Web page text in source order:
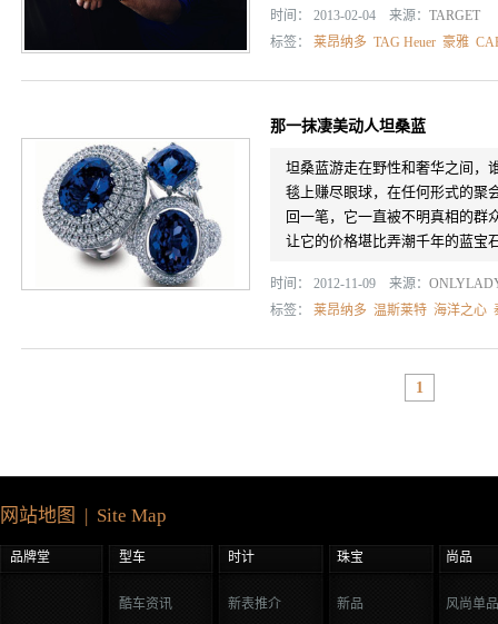
时间： 2013-02-04 来源： TARGET
标签： 莱昂纳多 TAG Heuer 豪雅
那一抹凄美动人坦桑蓝
坦桑蓝游走在野性和奢华之间，
毯上赚尽眼球，在任何形式的聚
回一笔，它一直被不明真相的群
让它的价格堪比弄潮千年的蓝宝
时间： 2012-11-09 来源：
标签： 莱昂纳多 温斯莱特 海洋之心
1
网站地图 | Site Map
品牌堂 型车 时计 珠宝 尚品
酷车资讯 新表推介 新品 风尚单品